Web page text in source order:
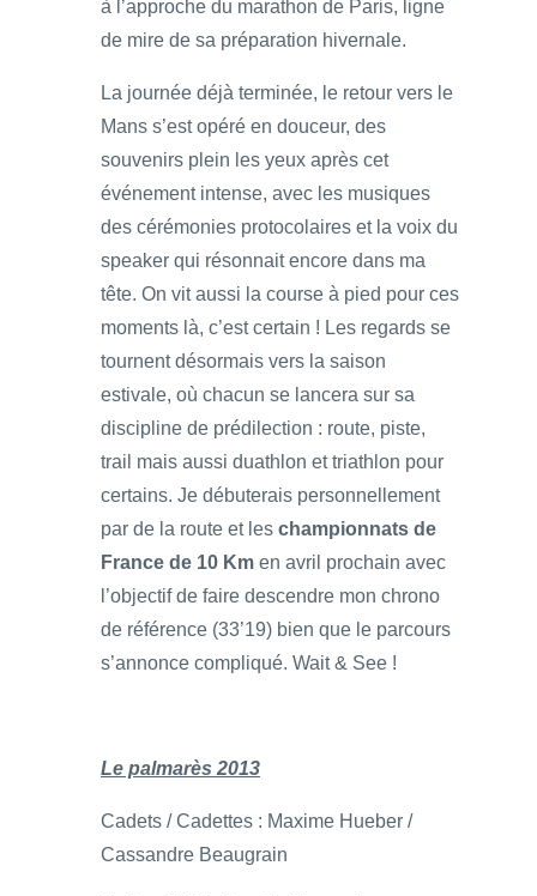
à l’approche du marathon de Paris, ligne
de mire de sa préparation hivernale.
La journée déjà terminée, le retour vers le
Mans s’est opéré en douceur, des
souvenirs plein les yeux après cet
événement intense, avec les musiques
des cérémonies protocolaires et la voix du
speaker qui résonnait encore dans ma
tête. On vit aussi la course à pied pour ces
moments là, c’est certain ! Les regards se
tournent désormais vers la saison
estivale, où chacun se lancera sur sa
discipline de prédilection : route, piste,
trail mais aussi duathlon et triathlon pour
certains. Je débuterais personnellement
par de la route et les championnats de
France de 10 Km en avril prochain avec
l’objectif de faire descendre mon chrono
de référence (33’19) bien que le parcours
s’annonce compliqué. Wait & See !
Le palmarès 2013
Cadets / Cadettes : Maxime Hueber /
Cassandre Beaugrain